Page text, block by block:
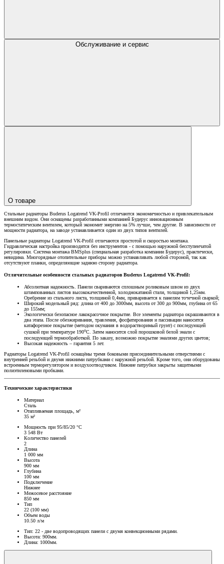
Обслуживание и сервис
О товаре
Стальные радиаторы Buderus Logatrend VK-Profil отличаются экономичностью и привлекательным
внешним видом. Они оснащены разработанными компанией Будерус инновационным
термостатическим вентилем, который экономит энергию на 5% лучше, чем другие. В зависимости от
мощности радиатора, на заводе устанавливается один из двух типов вентилей.
Панельные радиаторы Logatrend VK-Profil отличаются простотой и скоростью монтажа.
Гидравлическая настройка производится без инструментов - с помощью наружной бесступенчатой
регулировки. Система монтажа BMSplus (специальная разработка компании Будерус), практически,
невидима. Многорядные отопительные приборы можно устанавливать любой стороной, так как
отсутствуют планки, определяющие заднюю сторону радиатора.
Отличительные особенности стальных радиаторов Buderus Logatrend VK-Profil:
Абсолютная надежность. Панели свариваются сплошным роликовым швом из двух
штампованных листов высококачественной, холоднокатаной стали, толщиной 1,25мм.
Оребрение из стального листа, толщиной 0,4мм, приваривается к панелям точечной сваркой;
Широкий модельный ряд: длина от 400 до 3000мм, высота от 300 до 900мм, глубина от 65
до 155мм;
Экологически безопасное лакокрасочное покрытие. Все элементы радиатора окрашиваются в
два этапа. После обезжиривания, травления, фосфатирования и пассивации наносится
катафорезное покрытие (методом окунания в водорастворимый грунт) с последующей
сушкой при температуре 190оС. Затем наносится слой порошковой белой эмали с
последующей термообработкой. По заказу, возможно покрытие эмалями других цветов;
Высокая надежность – гарантия 5 лет.
Радиаторы Logatrend VK-Profil оснащёны тремя боковыми присоединительными отверстиями с
внутренней резьбой и двумя нижними патрубками с наружной резьбой. Кроме того, они оборудованы
встроенным терморегулятором и воздухоотводчиком. Нижние патрубки закрыты защитными
полиэтиленовыми пробками.
Технические характеристики
Материал
Сталь
Отапливаемая площадь, м²
35 м²
Мощность при 95/85/20 °C
3 548 Вт
Количество панелей
2
Длина
1 000 мм
Высота
900 мм
Глубина
100 мм
Подключение
Нижнее
Межосевое расстояние
850 мм
Тип
22 (100 мм)
Объем воды
10.50 л/м
Тип: 22 - две водопроводящих панели с двумя конвекционными рядами.
Высота: 900мм.
Длина: 1000мм.